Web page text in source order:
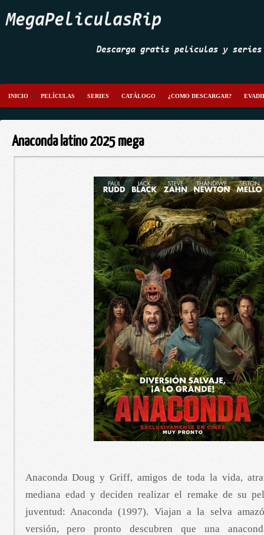
INICIO PELÍCULAS SERIES CATÁLOGO ¿COMO DESCARGAR?
Anaconda latino 2025 mega
Anaconda Doug y Griff, amigos de toda la vida,
mediana edad y deciden realizar el remake de su
juventud: Anaconda (1997). Viajan a la selva
versión, pero pronto descubren que una